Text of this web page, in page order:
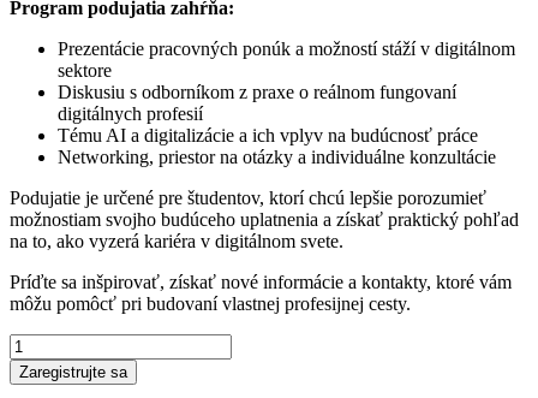
Program podujatia zahŕňa:
Prezentácie pracovných ponúk a možností stáží v digitálnom
sektore
Diskusiu s odborníkom z praxe o reálnom fungovaní
digitálnych profesií
Tému AI a digitalizácie a ich vplyv na budúcnosť práce
Networking, priestor na otázky a individuálne konzultácie
Podujatie je určené pre študentov, ktorí chcú lepšie porozumieť
možnostiam svojho budúceho uplatnenia a získať praktický pohľad
na to, ako vyzerá kariéra v digitálnom svete.
Príďte sa inšpirovať, získať nové informácie a kontakty, ktoré vám
môžu pomôcť pri budovaní vlastnej profesijnej cesty.
množstvo
ZAMESTNAJ
SA
Zaregistrujte sa